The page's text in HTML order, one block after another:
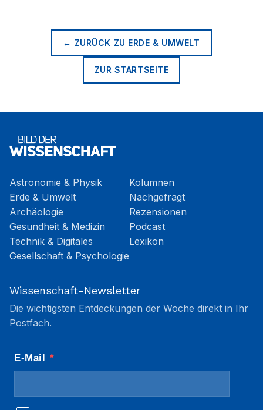
← ZURÜCK ZU ERDE & UMWELT
ZUR STARTSEITE
Astronomie & Physik
Erde & Umwelt
Archäologie
Gesundheit & Medizin
Technik & Digitales
Gesellschaft & Psychologie
Kolumnen
Nachgefragt
Rezensionen
Podcast
Lexikon
Wissenschaft-Newsletter
Die wichtigsten Entdeckungen der Woche direkt in Ihr
Postfach.